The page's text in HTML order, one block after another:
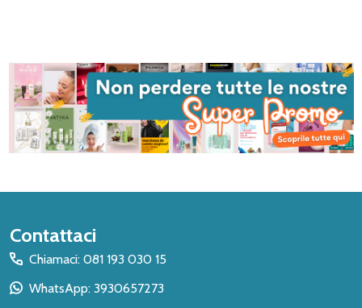
Inizio
del
piè
Contattaci
Chiamaci: 081 193 030 15
WhatsApp: 3930657273